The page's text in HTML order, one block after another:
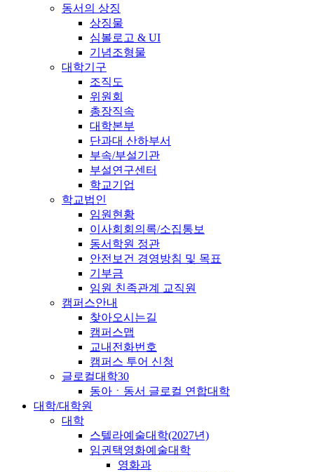
동서의 상징
상징물
심볼로고 & UI
기념조형물
대학기구
조직도
위원회
총장직속
대학본부
단과대 산하부서
부속/부설기관
부설연구센터
학교기업
학교법인
임원현황
이사회회의록/소집통보
동서학원 정관
안전보건 경영방침 및 목표
기부금
임원 친족관계 교직원
캠퍼스안내
찾아오시는길
캠퍼스맵
교내전화번호
캠퍼스 투어 신청
글로컬대학30
동아ㆍ동서 글로컬 연합대학
대학/대학원
대학
스텔라예술대학(2027년)
임권택영화예술대학
영화과